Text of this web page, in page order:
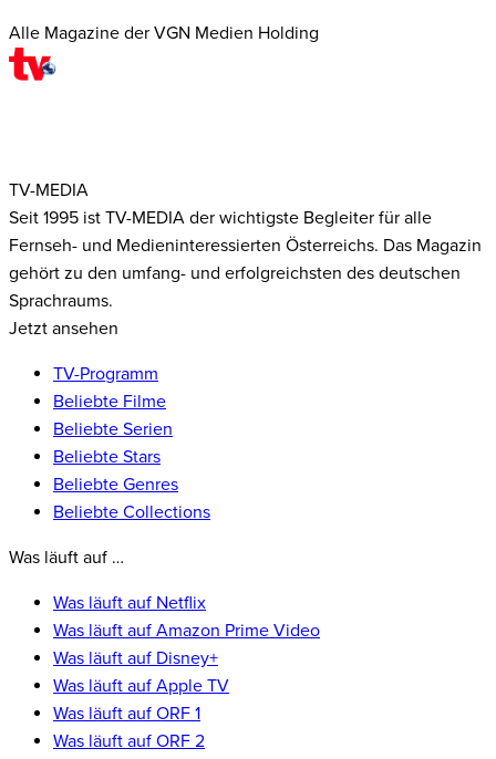
Alle Magazine der VGN Medien Holding
TV-MEDIA
Seit 1995 ist TV-MEDIA der wichtigste Begleiter für alle
Fernseh- und Medieninteressierten Österreichs. Das Magazin
gehört zu den umfang- und erfolgreichsten des deutschen
Sprachraums.
Jetzt ansehen
TV-Programm
Beliebte Filme
Beliebte Serien
Beliebte Stars
Beliebte Genres
Beliebte Collections
Was läuft auf …
Was läuft auf Netflix
Was läuft auf Amazon Prime Video
Was läuft auf Disney+
Was läuft auf Apple TV
Was läuft auf ORF 1
Was läuft auf ORF 2